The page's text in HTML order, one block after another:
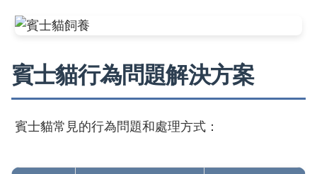
賓士貓行為問題解決方案
賓士貓常見的行為問題和處理方式：